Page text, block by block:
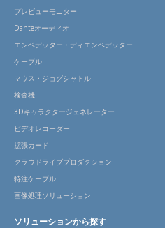
プレビューモニター
Danteオーディオ
エンベデッター・ディエンベデッター
ケーブル
マウス・ジョグシャトル
検査機
3Dキャラクタージェネレーター
ビデオレコーダー
拡張カード
クラウドライブプロダクション
特注ケーブル
画像処理ソリューション
ソリューションから探す